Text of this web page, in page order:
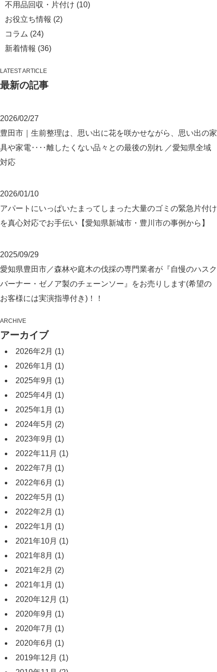
不用品回収・片付け (10)
お役立ち情報 (2)
コラム (24)
新着情報 (36)
LATEST ARTICLE
最新の記事
2026/02/27
豊田市｜生前整理は、思い出に花を咲かせながら、思い出の家
具や家電‥‥離したくない品々との最後の別れ ／愛知県全域
対応
2026/01/10
アパートにいっぱいたまってしまった大量のゴミの緊急片付け
を真心対応でお手伝い【愛知県新城市・豊川市の事例から】
2025/09/29
愛知県豊田市／森林や庭木の伐採の専門業者が『自慢のハスク
バーナー・ゼノア製のチェーンソー』をお売りします(希望の
お客様には実演指導付き)！！
ARCHIVE
アーカイブ
2026年2月 (1)
2026年1月 (1)
2025年9月 (1)
2025年4月 (1)
2025年1月 (1)
2024年5月 (2)
2023年9月 (1)
2022年11月 (1)
2022年7月 (1)
2022年6月 (1)
2022年5月 (1)
2022年2月 (1)
2022年1月 (1)
2021年10月 (1)
2021年8月 (1)
2021年2月 (2)
2021年1月 (1)
2020年12月 (1)
2020年9月 (1)
2020年7月 (1)
2020年6月 (1)
2019年12月 (1)